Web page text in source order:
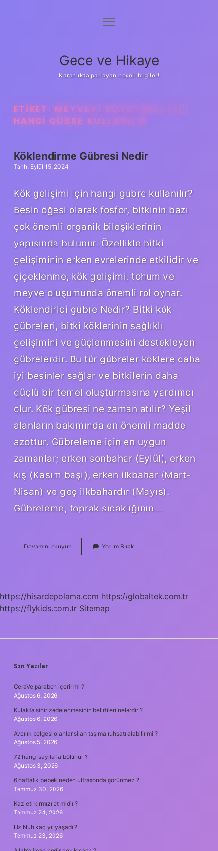
Anasayfa
Yasal Uyarı
menüyü
Gece ve Hikaye
Karanlıkta parlayan neşeli bilgiler!
ETIKET: MEYVEYI BÜYÜTMEK IÇIN
HANGI GÜBRE KULLANILIR
Köklendirme Gübresi Nedir
Tarih: Eylül 15, 2024
Kök gelişimi için hangi gübre kullanılır?
Besin öğesi olarak fosfor, bitkinin bazı
çok önemli organik bileşiklerinin
yapısında bulunur. Özellikle bitki
gelişiminin erken evrelerinde etkilidir ve
çiçeklenme, kök gelişimi, tohum ve
meyve oluşumunda önemli rol oynar.
Köklendirici gübre Nedir? Bitki kök
gübreleri, bitki köklerinin sağlıklı
gelişimini ve güçlenmesini destekleyen
gübrelerdir. Bu tür gübreler köklere daha
iyi besinler sağlar ve bitkilerin daha
güçlü bir temel oluşturmasına yardımcı
olur. Kök gübresi ne zaman atılır? Yeşil
alanların bakımında en önemli madde
azottur. Gübreleme için en uygun
zamanlar; erken sonbahar (Eylül), erken
kış (Kasım başı), erken ilkbahar (Mart-
Nisan) ve geç ilkbahardır (Mayıs).
Gübreleme, toprak sıcaklığının…
Devamını okuyun Köklendirme
Gübresi
Yorum Bırak
https://hisardepolama.com https://globaltek.com.tr
https://flykids.com.tr Sitemap
SIDEBAR
Son Yazılar
CeraVe paraben içerir mi ?
Ağustos 6, 2026
Kulakta sinir zedelenmesinin belirtileri nelerdir ?
Ağustos 6, 2026
Avcılık belgesi olanlar silah taşıma ruhsatı alabilir mi ?
Ağustos 5, 2026
72 hangi sayılarla bölünür ?
Ağustos 3, 2026
6 haftalık bebek neden ultrasonda görünmez ?
Temmuz 30, 2026
Kaz eti kırmızı et midir ?
Temmuz 24, 2026
Hz Nuh kaç yıl yaşadı ?
Temmuz 23, 2026